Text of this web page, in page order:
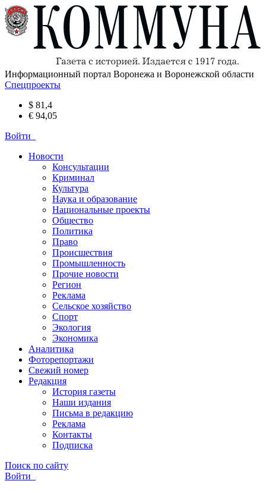
Информационный портал Воронежа и Воронежской области
Спецпроекты
$ 81,4
€ 94,05
Войти
Новости
Консультации
Криминал
Культура
Наука и образование
Национальные проекты
Общество
Политика
Право
Происшествия
Промышленность
Прочие новости
Регион
Реклама
Сельское хозяйство
Спорт
Экология
Экономика
Аналитика
Фоторепортажи
Свежий номер
Редакция
История газеты
Наши издания
Письма в редакцию
Реклама
Контакты
Подписка
Поиск по сайту
Войти